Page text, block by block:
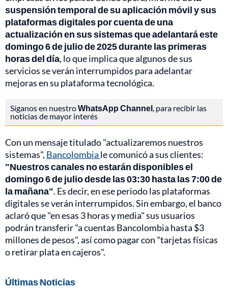
suspensión temporal de su aplicación móvil y sus
plataformas digitales por cuenta de una
actualización en sus sistemas que adelantará este
domingo 6 de julio de 2025 durante las primeras
horas del día, lo que implica que algunos de sus
servicios se verán interrumpidos para adelantar
mejoras en su plataforma tecnológica.
Síganos en nuestroWhatsApp Channel, para recibir las
noticias de mayor interés
Con un mensaje titulado "actualizaremos nuestros
sistemas", Bancolombia le comunicó a sus clientes:
"Nuestros canales no estarán disponibles el
domingo 6 de julio desde las 03:30 hasta las 7:00 de
la mañana". Es decir, en ese periodo las plataformas
digitales se verán interrumpidos. Sin embargo, el banco
aclaró que "en esas 3 horas y media" sus usuarios
podrán transferir "a cuentas Bancolombia hasta $3
millones de pesos", así como pagar con "tarjetas físicas
o retirar plata en cajeros".
Últimas Noticias